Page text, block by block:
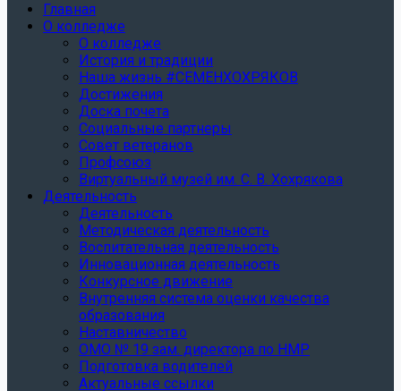
Главная
О колледже
О колледже
История и традиции
Наша жизнь #СЕМЕНХОХРЯКОВ
Достижения
Доска почета
Социальные партнеры
Совет ветеранов
Профсоюз
Виртуальный музей им. С. В. Хохрякова
Деятельность
Деятельность
Методическая деятельность
Воспитательная деятельность
Инновационная деятельность
Конкурсное движение
Внутренняя система оценки качества
образования
Наставничество
ОМО № 19 зам. директора по НМР
Подготовка водителей
Актуальные ссылки